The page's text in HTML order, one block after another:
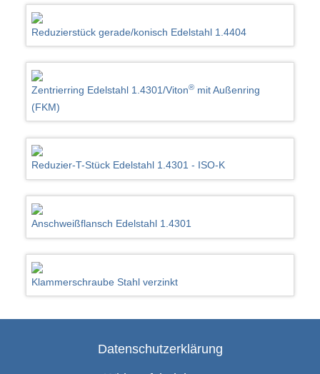
Reduzierstück gerade/konisch Edelstahl 1.4404
Zentrierring Edelstahl 1.4301/Viton® mit Außenring
(FKM)
Reduzier-T-Stück Edelstahl 1.4301 - ISO-K
Anschweißflansch Edelstahl 1.4301
Klammerschraube Stahl verzinkt
Datenschutzerklärung